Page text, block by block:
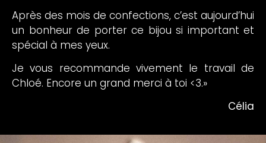
Après des mois de confections, c’est aujourd’hui
un bonheur de porter ce bijou si important et
spécial à mes yeux.
Je vous recommande vivement le travail de
Chloé. Encore un grand merci à toi <3.»
Célia